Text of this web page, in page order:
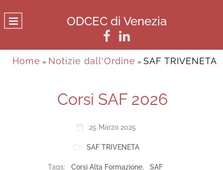
ODCEC di Venezia
Home » Notizie dall'Ordine » SAF TRIVENETA
Corsi SAF 2026
25 Marzo 2025
SAF TRIVENETA
Tags: Corsi Alta Formazione, SAF